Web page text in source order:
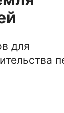
для